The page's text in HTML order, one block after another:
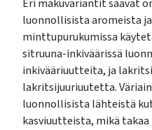
Eri makuvariantit saavat
luonnollisista aromeista
minttupurukumissa
sitruuna-inkiväärissä
inkivääriuutteita, ja
lakritsijuuriuutetta.
luonnollisista lähteistä
kasviuutteista, mikä